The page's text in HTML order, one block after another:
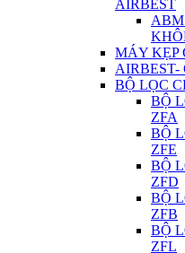
AIRBEST
MÁY KẸP
BỘ LỌC
BỘ
ZFA
BỘ
ZFE
BỘ
ZFD
BỘ
ZFB
BỘ
ZFL